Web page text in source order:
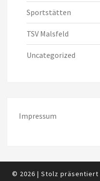
Sportstätten
TSV Malsfeld
Uncategorized
Impressum
© 2026 | Stolz präsentiert